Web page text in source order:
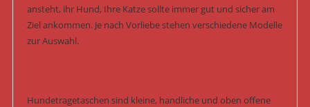
ansteht, ihr Hund, Ihre Katze sollte immer gut und sicher am
Ziel ankommen. Je nach Vorliebe stehen verschiedene Modelle
zur Auswahl.
Hundetragetaschen sind kleine, handliche und oben offene